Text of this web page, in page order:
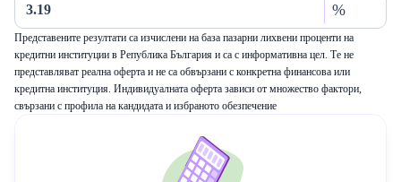
%
Представените резултати са изчислени на база пазарни лихвени проценти на
кредитни институции в Република България и са с информативна цел. Те не
представляват реална оферта и не са обвързани с конкретна финансова или
кредитна институция. Индивидуалната оферта зависи от множество фактори,
свързани с профила на кандидата и избраното обезпечение